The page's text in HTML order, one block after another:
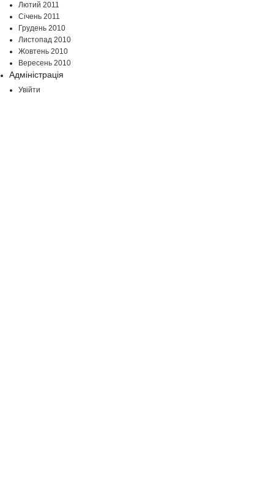
Лютий 2011
Січень 2011
Грудень 2010
Листопад 2010
Жовтень 2010
Вересень 2010
Адміністрація
Увійти